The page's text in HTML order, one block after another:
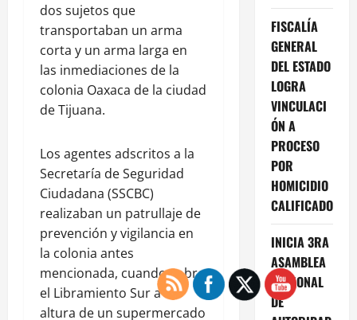
dos sujetos que
transportaban un arma
corta y un arma larga en
las inmediaciones de la
colonia Oaxaca de la ciudad
de Tijuana.
Los agentes adscritos a la
Secretaría de Seguridad
Ciudadana (SSCBC)
realizaban un patrullaje de
prevención y vigilancia en
la colonia antes
mencionada, cuando sobre
el Libramiento Sur a la
altura de un supermercado
FISCALÍA
GENERAL
DEL ESTADO
LOGRA
VINCULACI
ÓN A
PROCESO
POR
HOMICIDIO
CALIFICADO
INICIA 3RA
ASAMBLEA
NACIONAL
DE